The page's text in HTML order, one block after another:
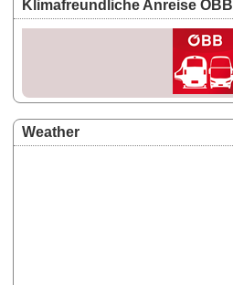
Klimafreundliche Anreise ÖBB
Weather